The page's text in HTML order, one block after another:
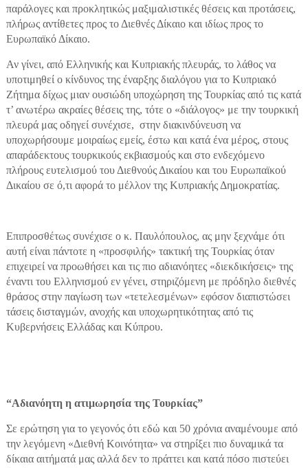
παράλογες και προκλητικώς μαξιμαλιστικές θέσεις και προτάσεις,
πλήρως αντίθετες προς το Διεθνές Δίκαιο και ιδίως προς το
Ευρωπαϊκό Δίκαιο.
Αν γίνει, από Ελληνικής και Κυπριακής πλευράς, το λάθος να
υποτιμηθεί ο κίνδυνος της έναρξης διαλόγου για το Κυπριακό
Ζήτημα δίχως μιαν ουσιώδη υποχώρηση της Τουρκίας από τις κατά
τ’ ανωτέρω ακραίες θέσεις της, τότε ο «διάλογος» με την τουρκική
πλευρά μας οδηγεί συνέχισε, στην διακινδύνευση να
υποχωρήσουμε μοιραίως εμείς, έστω και κατά ένα μέρος, στους
απαράδεκτους τουρκικούς εκβιασμούς και στο ενδεχόμενο
πλήρους ευτελισμού του Διεθνούς Δικαίου και του Ευρωπαϊκού
Δικαίου σε ό,τι αφορά το μέλλον της Κυπριακής Δημοκρατίας.
Επιπροσθέτως συνέχισε ο κ. Παυλόπουλος, ας μην ξεχνάμε ότι
αυτή είναι πάντοτε η «προσφιλής» τακτική της Τουρκίας όταν
επιχειρεί να προωθήσει και τις πιο αδιανόητες «διεκδικήσεις» της
έναντι του Ελληνισμού εν γένει, στηριζόμενη με πρόδηλο διεθνές
θράσος στην παγίωση των «τετελεσμένων» εφόσον διαπιστώσει
τάσεις δισταγμών, ανοχής και υποχωρητικότητας από τις
Κυβερνήσεις Ελλάδας και Κύπρου.
“Αδιανόητη η ατιμωρησία της Τουρκίας”
Σε ερώτηση για το γεγονός ότι εδώ και 50 χρόνια αναμένουμε από
την λεγόμενη «Διεθνή Κοινότητα» να στηρίξει πιο δυναμικά τα
δίκαια αιτήματά μας αλλά δεν το πράττει και κατά πόσο πιστεύει